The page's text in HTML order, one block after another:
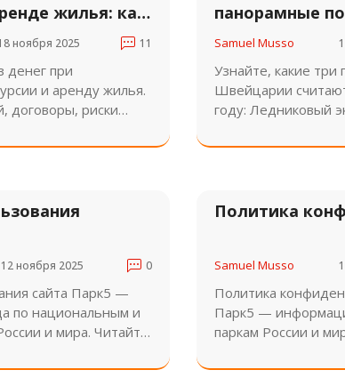
жилья: как
денег
ноября 2025 11
денег при
и аренду жилья.
договоры, риски
панорамные
Samuel Musso
Узнайте, какие
Швейцарии
году: Ледниковый
бронированию,
12 ноября 2025 0
сайта Парк5 —
по национальным и
и мира. Читайте
Политика
Samuel Musso
Политика
Парк5 —
паркам России и
используются и